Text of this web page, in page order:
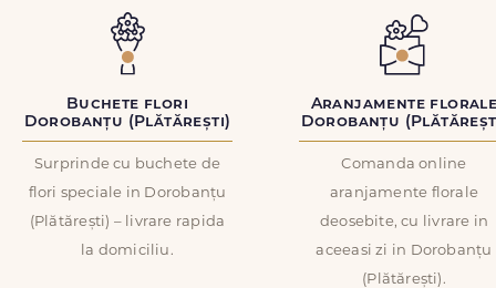
Buchete flori
Dorobanțu (Plătărești)
Surprinde cu buchete de
flori speciale in Dorobanțu
(Plătărești) – livrare rapida
la domiciliu.
Aranjamente
Dorobanțu
Comanda online
aranjamente florale
deosebite, cu livrare in
aceeasi zi in Dorobanțu
(Plătărești).